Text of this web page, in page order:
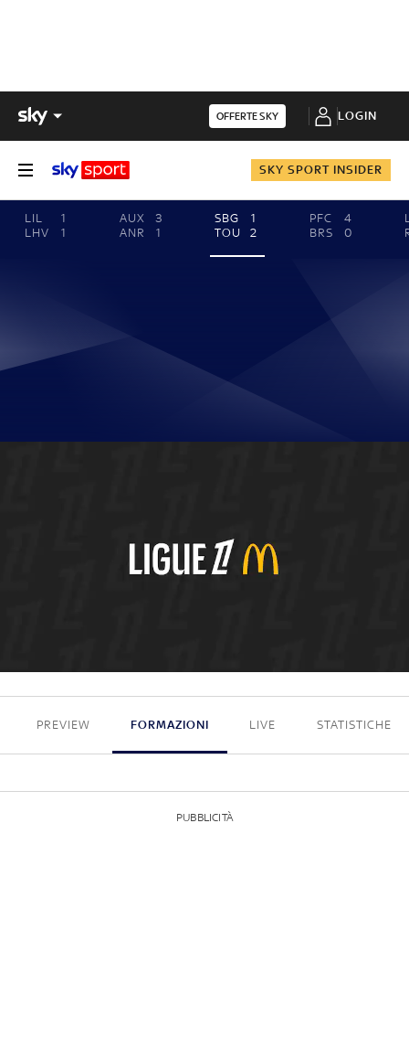
OFFERTE SKY LOGIN
SKY SPORT INSIDER
LIL
1
LHV
1
AUX
3
ANR
1
SBG
1
TOU
2
PFC
4
BRS
0
1 - 2
PREVIEW FORMAZIONI LIVE STATISTICHE
PUBBLICITÀ